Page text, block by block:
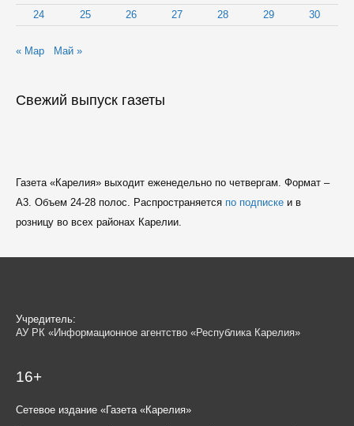
24
25 26 27 28 29 30
« Мар Май »
Свежий выпуск газеты
Газета «Карелия» выходит еженедельно по четвергам. Формат –
A3. Объем 24-28 полос. Распространяется по подпискеи в
розницу во всех районах Карелии.
Учредитель:
АУ РК «Информационное агентство «Республика Карелия»
16+
Сетевое издание «Газета «Карелия»